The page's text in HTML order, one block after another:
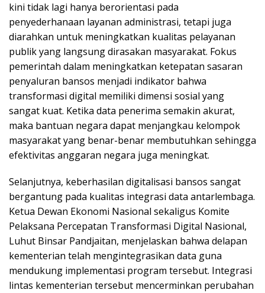
kini tidak lagi hanya berorientasi pada
penyederhanaan layanan administrasi, tetapi juga
diarahkan untuk meningkatkan kualitas pelayanan
publik yang langsung dirasakan masyarakat. Fokus
pemerintah dalam meningkatkan ketepatan sasaran
penyaluran bansos menjadi indikator bahwa
transformasi digital memiliki dimensi sosial yang
sangat kuat. Ketika data penerima semakin akurat,
maka bantuan negara dapat menjangkau kelompok
masyarakat yang benar-benar membutuhkan sehingga
efektivitas anggaran negara juga meningkat.
Selanjutnya, keberhasilan digitalisasi bansos sangat
bergantung pada kualitas integrasi data antarlembaga.
Ketua Dewan Ekonomi Nasional sekaligus Komite
Pelaksana Percepatan Transformasi Digital Nasional,
Luhut Binsar Pandjaitan, menjelaskan bahwa delapan
kementerian telah mengintegrasikan data guna
mendukung implementasi program tersebut. Integrasi
lintas kementerian tersebut mencerminkan perubahan